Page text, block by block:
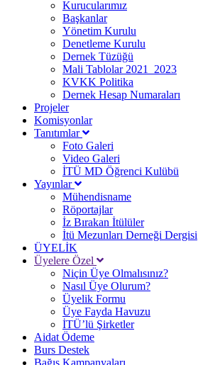
Kurucularımız
Başkanlar
Yönetim Kurulu
Denetleme Kurulu
Dernek Tüzüğü
Mali Tablolar 2021_2023
KVKK Politika
Dernek Hesap Numaraları
Projeler
Komisyonlar
Tanıtımlar
Foto Galeri
Video Galeri
İTÜ MD Öğrenci Kulübü
Yayınlar
Mühendisname
Röportajlar
İz Bırakan İtülüler
İtü Mezunları Derneği Dergisi
ÜYELİK
Üyelere Özel
Niçin Üye Olmalısınız?
Nasıl Üye Olurum?
Üyelik Formu
Üye Fayda Havuzu
İTÜ’lü Şirketler
Aidat Ödeme
Burs Destek
Bağış Kampanyaları